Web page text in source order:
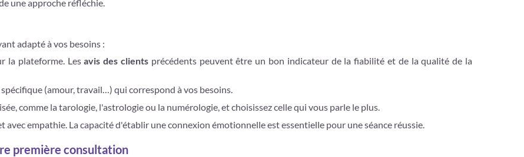
une approche réfléchie.
adapté à vos besoins :
la plateforme. Lesavis des clients précédents peuvent être un bon indicateur de la fiabilité et de la qualité de la
(amour, travail…) qui correspond à vos besoins.
comme la tarologie, l'astrologie ou la numérologie, et choisissez celle qui vous parle le plus.
empathie. La capacité d'établir une connexion émotionnelle est essentielle pour une séance réussie.
première consultation